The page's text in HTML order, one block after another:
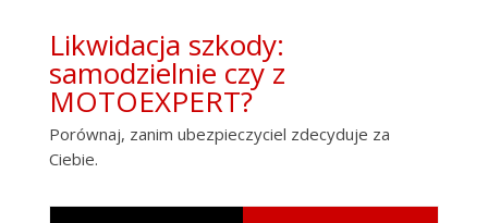
Likwidacja szkody:
samodzielnie czy z
MOTOEXPERT?
Porównaj, zanim ubezpieczyciel zdecyduje za
Ciebie.